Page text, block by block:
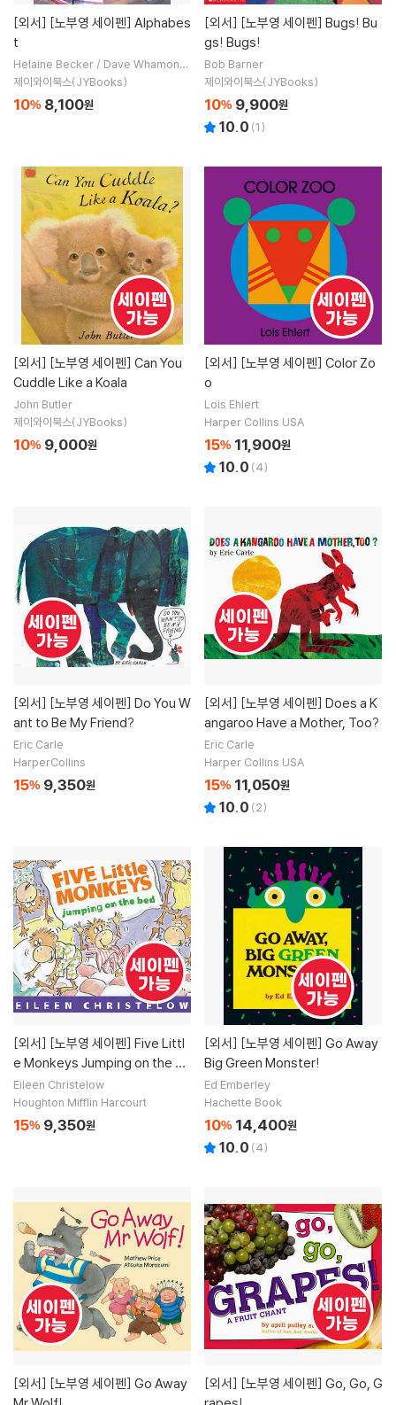
[외서]
t
Helaine Becker / Dave Whamond
(ILT)
제이와이북스(JYBooks)
10% 8,100원
[외서]
gs! Bugs!
Bob Barner
제이와이북스(JYBooks)
10% 9,900원
10.0 (1)
[외서]
Cuddle Like a Koala
John Butler
제이와이북스(JYBooks)
10% 9,000원
[외서]
o
Lois Ehlert
Harper Collins USA
15% 11,900원
10.0 (4)
[외서]
ant to Be My Friend?
Eric Carle
HarperCollins
15% 9,350원
[외서]
angaroo Have a Mother, Too?
Eric Carle
Harper Collins USA
15% 11,050원
10.0 (2)
[외서]
e Monkeys Jumping on the Be
d
Eileen Christelow
Houghton Mifflin Harcourt
15% 9,350원
[외서]
Big Green Monster!
Ed Emberley
Hachette Book
10% 14,400원
10.0 (4)
[외서] [외서]